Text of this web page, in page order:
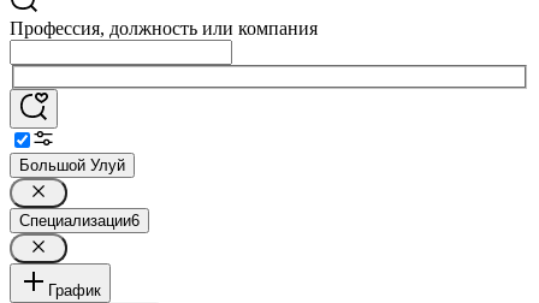
Профессия, должность или компания
Большой Улуй
Специализации6
График